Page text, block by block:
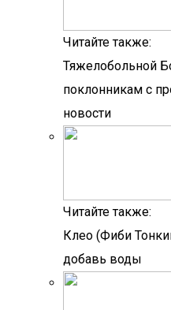
Читайте также:
Тяжелобольной
поклонникам с
новости
Читайте также:
Клео (Фиби
добавь воды